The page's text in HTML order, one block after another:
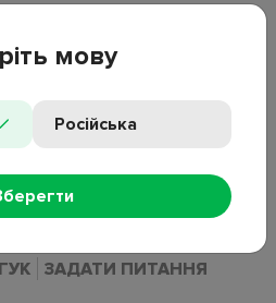
засобами для догляду за водою.
басейнах і SPA.
для води;
смужками;
і SPA;
ЗАДАТИ ПИТАННЯ
мову
Російська